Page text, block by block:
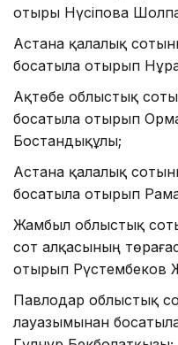
отыры Нүсіпова
Астана қалалық
босатыла отырып
Ақтөбе облыстық
босатыла отырып
Бостандықұлы;
Астана қалалық
босатыла отырып
Жамбыл облыстық
сот алқасының
отырып Рүстембеков
Павлодар облыстық
лауазымынан